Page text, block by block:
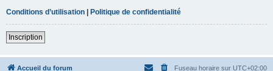
Conditions d’utilisation | Politique de confidentialité
Inscription
Accueil du forum Fuseau horaire sur UTC+02:00